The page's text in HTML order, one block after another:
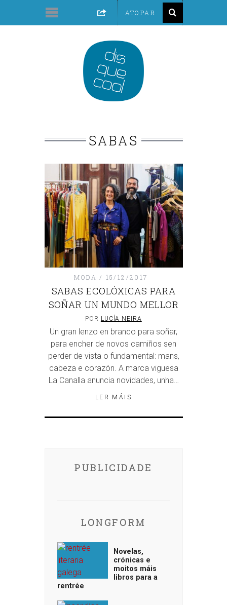
SABAS
MODA 15/12/2017
SABAS ECOLÓXICAS PARA
SOÑAR UN MUNDO MELLOR
POR LUCÍA NEIRA
Un gran lenzo en branco para soñar,
para encher de novos camiños sen
perder de vista o fundamental: mans,
cabeza e corazón. A marca viguesa
La Canalla anuncia novidades, unha…
LER MÁIS
PUBLICIDADE
LONGFORM
Novelas,
crónicas e
moitos máis
libros para a
rentrée